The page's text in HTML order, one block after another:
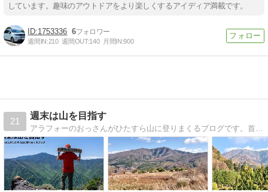
しています。趣味のアウトドアをより楽しくするアイディア満載です。
1753336 6
週間IN:210 週間OUT:140 月間IN:900
21
週末は山を目指す
アラフォーのおっさんがひたすら山に登りまくるブログです。首都圏近郊の山を中心に、公共交通機関を利用して山登りをしています。